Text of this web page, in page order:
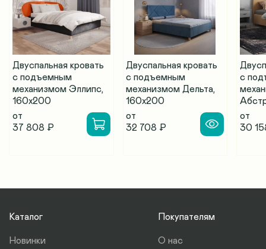
Двуспальная кровать
с подъемным
механизмом Эллипс,
160х200
от
37 808 ₽
Двуспальная кровать
с подъемным
механизмом Дельта,
160х200
от
32 708 ₽
с
от
30
Каталог
Новинки
Покупателям
О нас